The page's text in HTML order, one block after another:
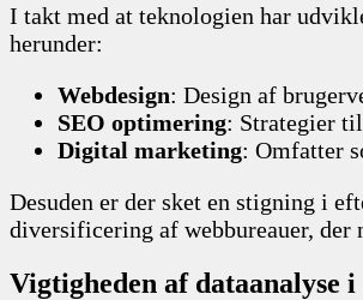
I takt med at teknologien har
herunder:
Webdesign: Design af
SEO optimering: Strategier
Digital marketing: Omfatter
Desuden er der sket en stigning i
diversificering af webbureauer,
Vigtigheden af dataanalyse